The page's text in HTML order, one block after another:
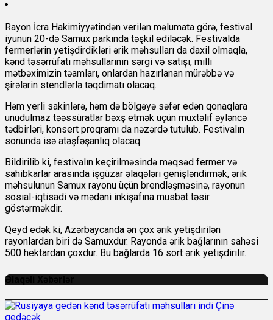
Rayon İcra Hakimiyyətindən verilən məlumata görə, festival
iyunun 20-də Samux parkında təşkil ediləcək. Festivalda
fermerlərin yetişdirdikləri ərik məhsulları da daxil olmaqla,
kənd təsərrüfatı məhsullarının sərgi və satışı, milli
mətbəximizin təamları, onlardan hazırlanan mürəbbə və
şirələrin stendlərlə təqdimatı olacaq.
Həm yerli sakinlərə, həm də bölgəyə səfər edən qonaqlara
unudulmaz təəssüratlar bəxş etmək üçün müxtəlif əyləncə
tədbirləri, konsert proqramı da nəzərdə tutulub. Festivalın
sonunda isə atəşfəşanlıq olacaq.
Bildirilib ki, festivalın keçirilməsində məqsəd fermer və
sahibkarlar arasında işgüzar əlaqələri genişləndirmək, ərik
məhsulunun Samux rayonu üçün brendləşməsinə, rayonun
sosial-iqtisadi və mədəni inkişafına müsbət təsir
göstərməkdir.
Qeyd edək ki, Azərbaycanda ən çox ərik yetişdirilən
rayonlardan biri də Samuxdur. Rayonda ərik bağlarının sahəsi
500 hektardan çoxdur. Bu bağlarda 16 sort ərik yetişdirilir.
Əlaqəli Xəbərlər